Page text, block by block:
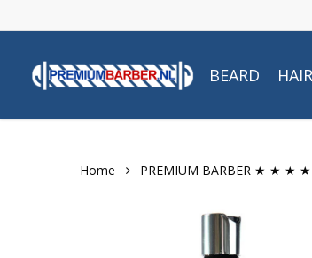
to
content
BEARD HAIR
Home PREMIUM BARBER ★ ★ ★ ★